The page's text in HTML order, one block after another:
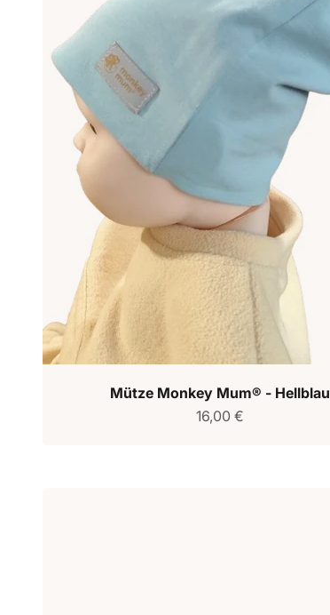
Mütze Monkey Mum® - Hellblau
Verkaufspreis
16,00 €